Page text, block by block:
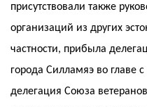
присутствовали также
организаций из других
частности, прибыла
города Силламяэ во главе
делегация Союза